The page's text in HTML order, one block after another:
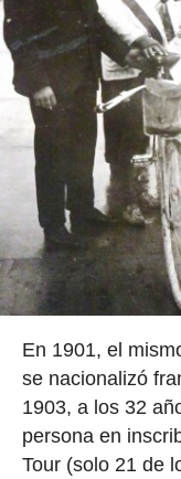
En 1901, el
se nacionalizó
1903, a los 32
persona en
Tour (solo 21 de